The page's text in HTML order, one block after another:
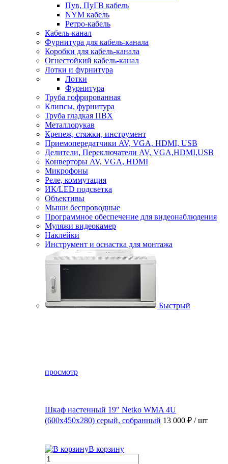
Пув, ПуГВ кабель
NYM кабель
Ретро-кабель
Кабель-канал
Фурнитура для кабель-канала
Коробки для кабель-канала
Огнестойкий кабель-канал
Лотки и фурнитура
Лотки
Фурнитура
Труба гофрированная
Клипсы, фурнитура
Труба гладкая ПВХ
Металлорукав
Крепеж, стяжки, инструмент
Приемопередатчики AV, VGA, HDMI, USB
Делители, Переключатели AV, VGA,HDMI,USB
Конверторы AV, VGA, HDMI
Микрофоны
Реле, коммутация
ИК/LED подсветка
Объективы
Мыши беспроводные
Программное обеспечение для видеонаблюдения
Муляжи видеокамер
Наклейки
Инструмент и оснастка для монтажа
Быстрый
просмотр
Шкаф настенный 19″ Netko WMA 4U
(600x450x280) серый, собранный 13 000 ₽ / шт
В корзину